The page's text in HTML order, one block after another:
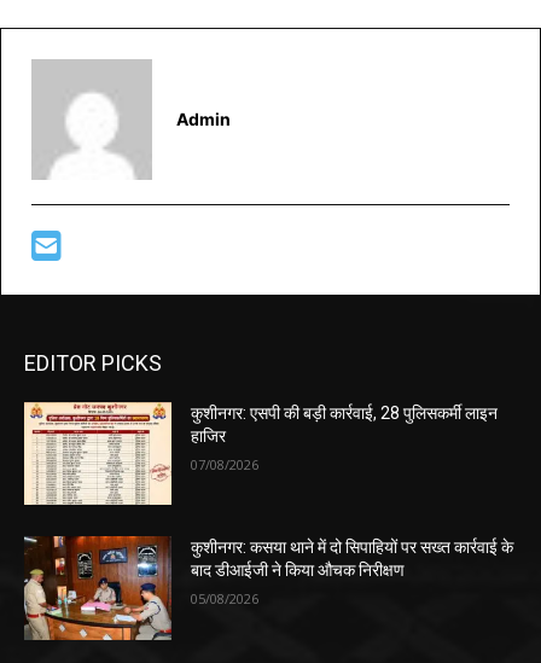
Admin
EDITOR PICKS
कुशीनगर: एसपी की बड़ी कार्रवाई, 28 पुलिसकर्मी लाइन
हाजिर
07/08/2026
कुशीनगर: कसया थाने में दो सिपाहियों पर सख्त कार्रवाई के
बाद डीआईजी ने किया औचक निरीक्षण
05/08/2026